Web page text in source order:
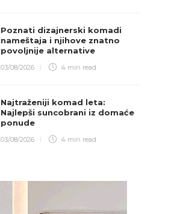
Poznati dizajnerski komadi
nameštaja i njihove znatno
povoljnije alternative
03/08/2026 4 min read
Najtraženiji komad leta:
Najlepši suncobrani iz domaće
ponude
03/08/2026 4 min read